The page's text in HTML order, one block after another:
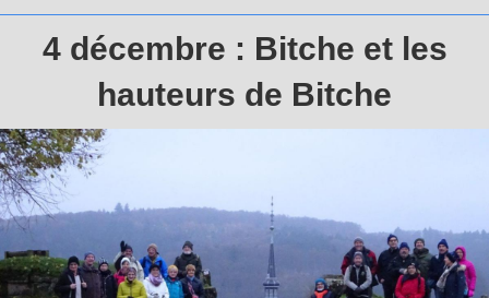
4 décembre : Bitche et les
hauteurs de Bitche